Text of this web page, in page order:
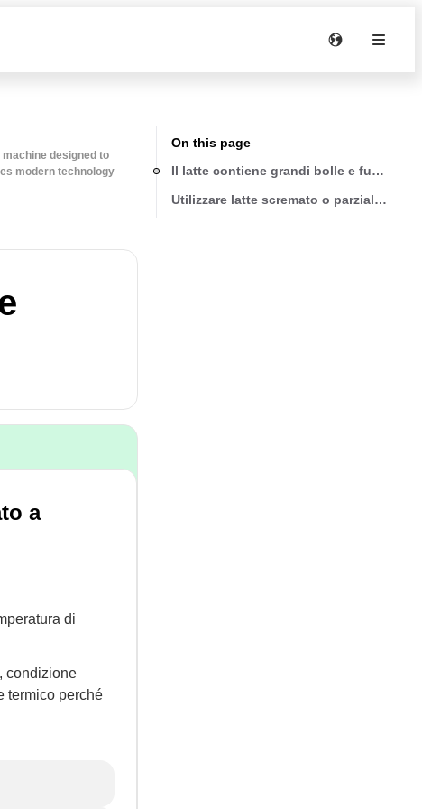
designed to
modern technology
a
di
condizione
termico perché
On this page
Il latte contiene grandi bolle e fuoriesce
Utilizzare latte scremato o parzialmente